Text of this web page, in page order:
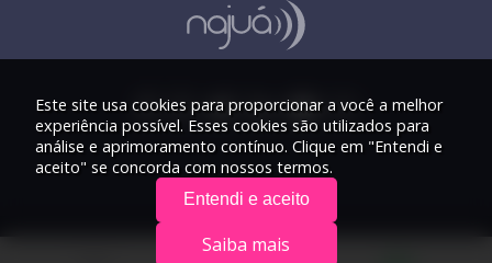
© 2026 Rádio Najuá - Todos os direitos reservados.
Este site usa cookies para proporcionar a você a melhor
experiência possível. Esses cookies são utilizados para
análise e aprimoramento contínuo. Clique em "Entendi e
aceito" se concorda com nossos termos.
Entendi e aceito
Saiba mais